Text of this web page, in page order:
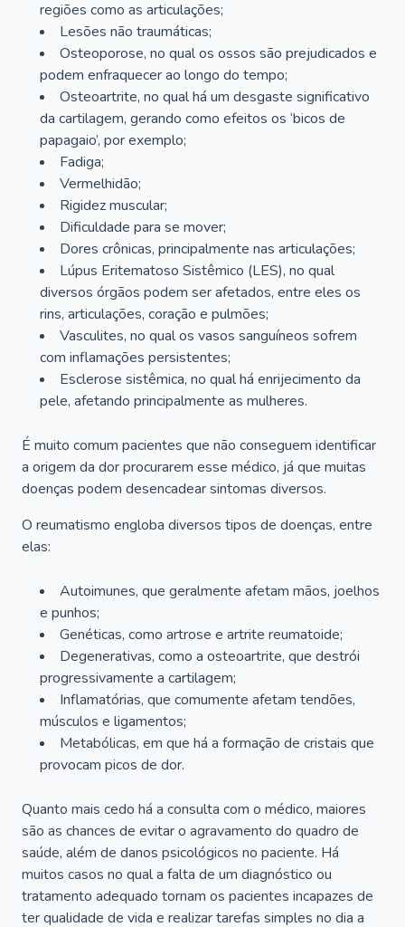
regiões como as articulações;
Lesões não traumáticas;
Osteoporose, no qual os ossos são prejudicados e
podem enfraquecer ao longo do tempo;
Osteoartrite, no qual há um desgaste significativo
da cartilagem, gerando como efeitos os ‘bicos de
papagaio’, por exemplo;
Fadiga;
Vermelhidão;
Rigidez muscular;
Dificuldade para se mover;
Dores crônicas, principalmente nas articulações;
Lúpus Eritematoso Sistêmico (LES), no qual
diversos órgãos podem ser afetados, entre eles os
rins, articulações, coração e pulmões;
Vasculites, no qual os vasos sanguíneos sofrem
com inflamações persistentes;
Esclerose sistêmica, no qual há enrijecimento da
pele, afetando principalmente as mulheres.
É muito comum pacientes que não conseguem identificar
a origem da dor procurarem esse médico, já que muitas
doenças podem desencadear sintomas diversos.
O reumatismo engloba diversos tipos de doenças, entre
elas:
Autoimunes, que geralmente afetam mãos, joelhos
e punhos;
Genéticas, como artrose e artrite reumatoide;
Degenerativas, como a osteoartrite, que destrói
progressivamente a cartilagem;
Inflamatórias, que comumente afetam tendões,
músculos e ligamentos;
Metabólicas, em que há a formação de cristais que
provocam picos de dor.
Quanto mais cedo há a consulta com o médico, maiores
são as chances de evitar o agravamento do quadro de
saúde, além de danos psicológicos no paciente. Há
muitos casos no qual a falta de um diagnóstico ou
tratamento adequado tornam os pacientes incapazes de
ter qualidade de vida e realizar tarefas simples no dia a